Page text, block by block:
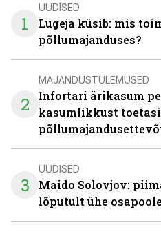
1
UUDISED
Lugeja küsib: mis
põllumajanduses?
2
MAJANDUSTULEMUSED
Infortari ärikasum
kasumlikkust
3
UUDISED
Maido Solovjov:
lõputult ühe